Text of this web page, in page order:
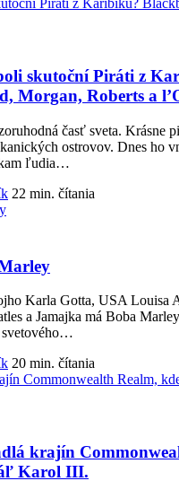
skutoční Piráti z
Morgan, Roberts a
časť sveta. Krásne
ostrovov. Dnes ho
ľudia…
22 min. čítania
Karla Gotta, USA Louisa
a Jamajka má Boba
svetového…
20 min. čítania
krajín
Karol III.